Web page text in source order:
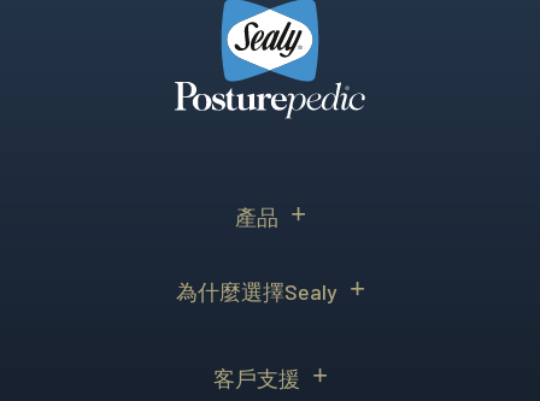
產品
為什麼選擇Sealy
客戶支援